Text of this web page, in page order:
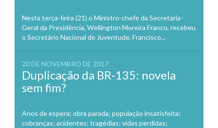
Nesta terça-feira (21) o Ministro-chefe da Secretaria-
Geral da Presidência, Wellington Moreira Franco, recebeu
o Secretário Nacional de Juventude, Francisco...
20 DE NOVEMBRO DE 2017
Duplicação da BR-135: novela
sem fim?
Anos de espera; obra parada; população insatisfeita;
cobranças; acidentes; tragédias; vidas perdidas;